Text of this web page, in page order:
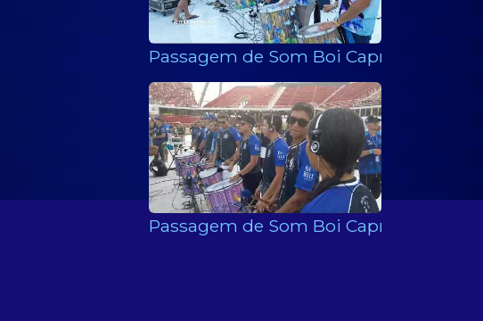
Passagem de Som Boi Caprichoso
Passagem de Som Boi Caprichoso